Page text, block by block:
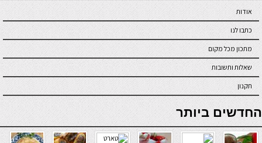
אודות
כתבו לנו
מתכון מכל מקום
שאלות ותשובות
תקנון
online casino
החדשים ביותר